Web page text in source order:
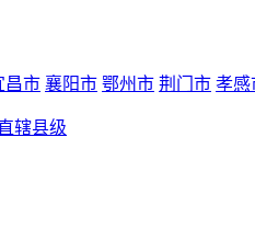
昌市 襄阳市 鄂州市 荆门市 孝感
辖县级